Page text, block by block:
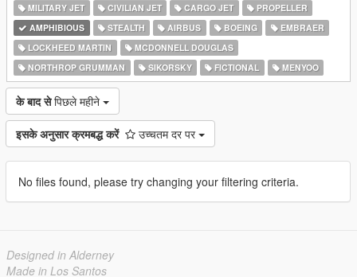
MILITARY JET
CIVILIAN JET CARGO JET
PROPELLER
AMPHIBIOUS
STEALTH AIRBUS BOEING
EMBRAER
LOCKHEED MARTIN
MCDONNELL DOUGLAS
NORTHROP GRUMMAN
SIKORSKY FICTIONAL MENYOO
के बाद से पिछले महीने
इसके अनुसार क्रमबद्ध करें उच्चतम दर पर
No files found, please try changing your filtering criteria.
Designed in Alderney
Made in Los Santos